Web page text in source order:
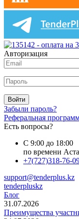
Авторизация
Войти
Забыли пароль?
Реферальная
Есть вопросы?
С 9:00 до 18:00
по времени
+7(727)318-76-
support@tenderplus.kz
tenderpluskz
Блог
31.07.2026
Преимущества